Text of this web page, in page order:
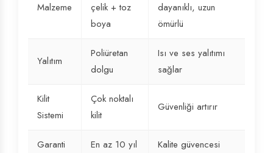
Malzeme
çelik + toz
boya
dayanıklı, uzun
ömürlü
Yalıtım
Poliüretan
dolgu
Isı ve ses yalıtımı
sağlar
Kilit
Sistemi
Çok noktalı
kilit
Güvenliği artırır
Garanti En az 10 yıl Kalite güvencesi